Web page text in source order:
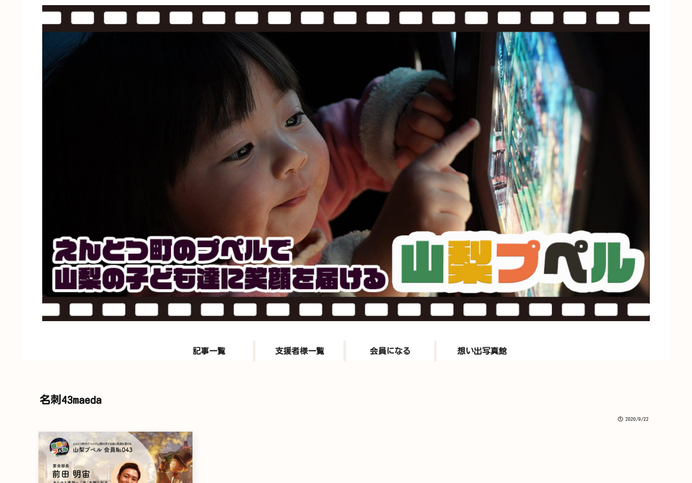
記事一覧 支援者様一覧 会員になる 想い出写真館
名刺43maeda
2020/9/22